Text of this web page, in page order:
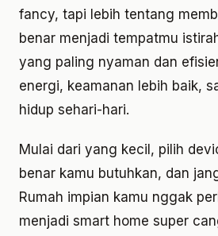
fancy, tapi lebih tentang
benar menjadi tempatmu
yang paling nyaman dan
energi, keamanan lebih baik,
hidup sehari-hari.
Mulai dari yang kecil, pilih
benar kamu butuhkan, dan
Rumah impian kamu nggak
menjadi smart home super